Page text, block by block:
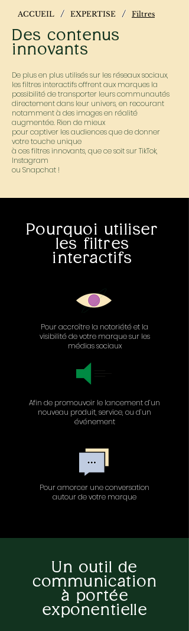
ACCUEIL / EXPERTISE / Filtres
Des contenus
innovants
De plus en plus utilisés sur les réseaux sociaux,
les filtres interactifs offrent aux marques la
possibilité de transporter leurs communautés
directement dans leur univers, en recourant
notamment à des images en réalité
augmentée. Rien de mieux
pour captiver les audiences que de donner
votre touche unique
à ces filtres innovants, que ce soit sur TikTok,
Instagram
ou Snapchat !
Pourquoi utiliser
les filtres
interactifs
Pour accroître la notoriété et la
visibilité de votre marque sur les
médias sociaux
Afin de promouvoir le lancement d’un
nouveau produit, service, ou d’un
événement
Pour amorcer une conversation
autour de votre marque
Un outil de
communication
à portée
exponentielle